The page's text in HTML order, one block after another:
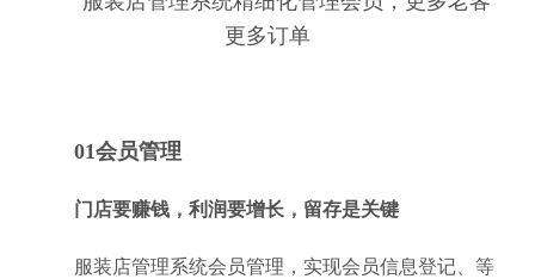
更多订单
01会员管理
门店要赚钱，利润要增长，留存是关键
服装店管理系统会员管理，实现会员信息登记、等